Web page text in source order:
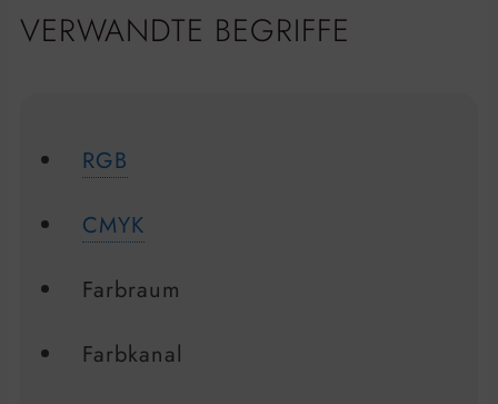
VERWANDTE BEGRIFFE
RGB
CMYK
Farbraum
Farbkanal